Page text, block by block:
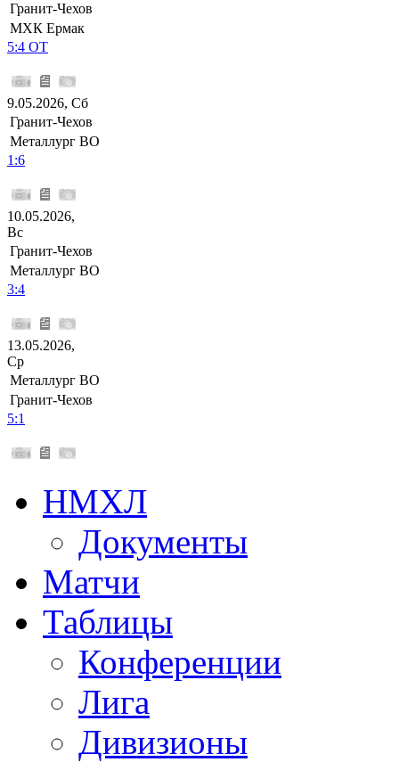
Гранит-Чехов
МХК Ермак
5:4 ОТ
9.05.2026, Сб
Гранит-Чехов
Металлург ВО
1:6
10.05.2026,
Вс
Гранит-Чехов
Металлург ВО
3:4
13.05.2026,
Ср
Металлург ВО
Гранит-Чехов
5:1
НМХЛ
Документы
Матчи
Таблицы
Конференции
Лига
Дивизионы